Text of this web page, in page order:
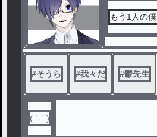
もう1人の僕
#そうら #我々だ #鬱先生
( ˙-˙ )